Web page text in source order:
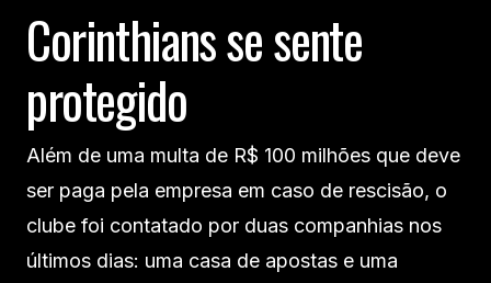
Corinthians se sente
protegido
Além de uma multa de R$ 100 milhões que deve
ser paga pela empresa em caso de rescisão, o
clube foi contatado por duas companhias nos
últimos dias: uma casa de apostas e uma